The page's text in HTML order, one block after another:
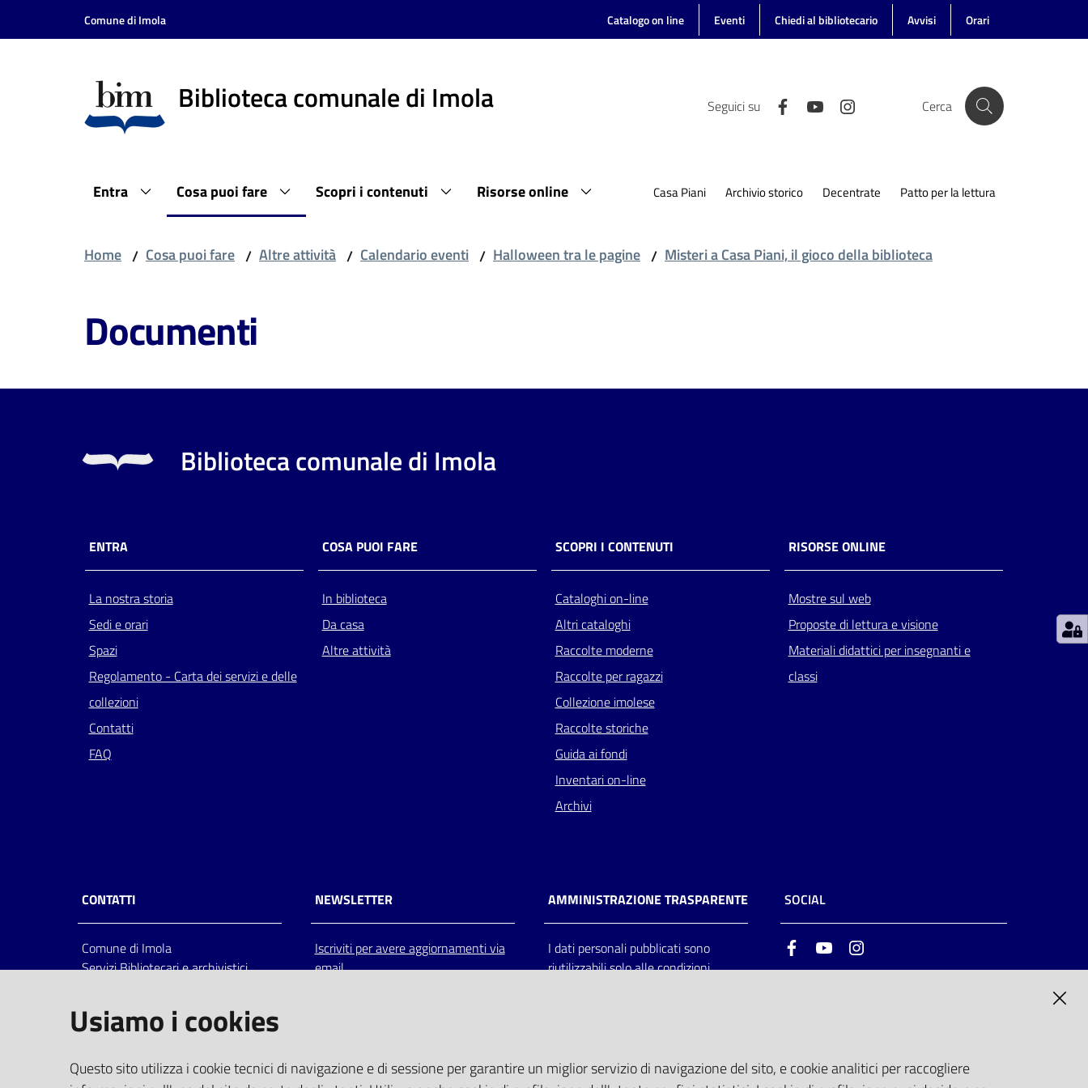
Vai al contenuto
Vai alla navigazione
Comune di Imola Catalogo on line Eventi Chiedi al bibliotecario Avvisi Orari
Biblioteca comunale di Imola Seguici su Cerca
Entra Cosa puoi fare Scopri i contenuti Risorse online Casa Piani Archivio storico Decentrate Patto per la lettura
Home / Cosa puoi fare / Altre attività / Calendario eventi / Halloween tra le pagine / Misteri a Casa Piani, il gioco della biblioteca
Documenti
Biblioteca comunale di Imola
ENTRA
La nostra storia
Sedi e orari
Spazi
Regolamento - Carta dei servizi e delle
collezioni
Contatti
FAQ
COSA PUOI FARE
In biblioteca
Da casa
Altre attività
SCOPRI I CONTENUTI
Cataloghi on-line
Altri cataloghi
Raccolte moderne
Raccolte per ragazzi
Collezione imolese
Raccolte storiche
Guida ai fondi
Inventari on-line
Archivi
RISORSE ONLINE
Mostre sul web
Proposte di lettura e visione
Materiali didattici per insegnanti e
classi
CONTATTI
Comune di Imola
Servizi Bibliotecari e archivistici
Italia
centralino: tel 0542.6026.36 fax
bim@comune.imola.bo.it
PEC
NEWSLETTER
Iscriviti per avere aggiornamenti via
email
AMMINISTRAZIONE TRASPARENTE
I dati personali pubblicati sono
riutilizzabili solo alle condizioni
SOCIAL
FacebookYoutube
Usiamo i cookies
Questo sito utilizza i cookie tecnici di navigazione e di sessione per garantire un miglior servizio di navigazione del sito, e cookie analitici per raccogliere